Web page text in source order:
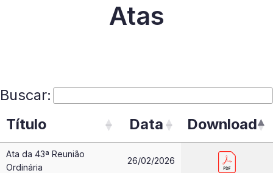
Atas
Buscar:
Título
Data Download
Ata da 43ª Reunião
Ordinária
26/02/2026